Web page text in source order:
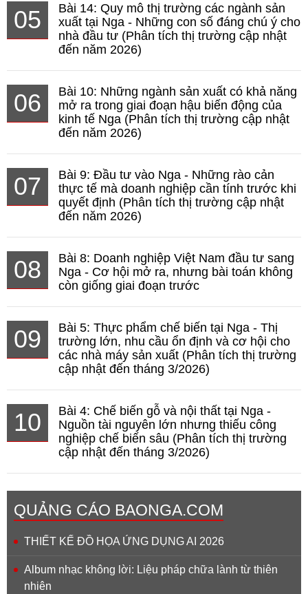
05
Bài 14: Quy mô thị trường các ngành sản
xuất tại Nga - Những con số đáng chú ý cho
nhà đầu tư (Phân tích thị trường cập nhật
đến năm 2026)
06
Bài 10: Những ngành sản xuất có khả năng
mở ra trong giai đoạn hậu biến động của
kinh tế Nga (Phân tích thị trường cập nhật
đến năm 2026)
07
Bài 9: Đầu tư vào Nga - Những rào cản
thực tế mà doanh nghiệp cần tính trước khi
quyết định (Phân tích thị trường cập nhật
đến năm 2026)
08
Bài 8: Doanh nghiệp Việt Nam đầu tư sang
Nga - Cơ hội mở ra, nhưng bài toán không
còn giống giai đoạn trước
09
Bài 5: Thực phẩm chế biến tại Nga - Thị
trường lớn, nhu cầu ổn định và cơ hội cho
các nhà máy sản xuất (Phân tích thị trường
cập nhật đến tháng 3/2026)
10
Bài 4: Chế biến gỗ và nội thất tại Nga -
Nguồn tài nguyên lớn nhưng thiếu công
nghiệp chế biến sâu (Phân tích thị trường
cập nhật đến tháng 3/2026)
QUẢNG CÁO BAONGA.COM
THIẾT KẾ ĐỒ HỌA ỨNG DỤNG AI 2026
Album nhạc không lời: Liệu pháp chữa lành từ thiên
nhiên